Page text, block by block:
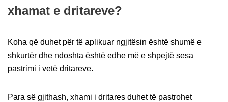
xhamat e dritareve?
Koha që duhet për të aplikuar ngjitësin është shumë e
shkurtër dhe ndoshta është edhe më e shpejtë sesa
pastrimi i vetë dritareve.
Para së gjithash, xhami i dritares duhet të pastrohet